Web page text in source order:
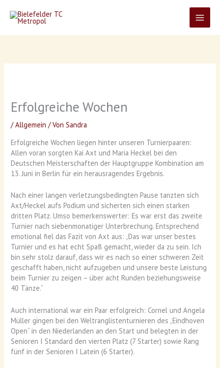
Inhalt
springen
Erfolgreiche Wochen
/Allgemein / VonSandra
Erfolgreiche Wochen liegen hinter unseren Turnierpaaren:
Allen voran sorgten Kai Axt und Maria Heckel bei den
Deutschen Meisterschaften der Hauptgruppe Kombination am
13. Juni in Berlin für ein herausragendes Ergebnis.
Nach einer langen verletzungsbedingten Pause tanzten sich
Axt/Heckel aufs Podium und sicherten sich einen starken
dritten Platz. Umso bemerkenswerter: Es war erst das zweite
Turnier nach siebenmonatiger Unterbrechung. Entsprechend
emotional fiel das Fazit von Axt aus: „Das war unser bestes
Turnier und es hat echt Spaß gemacht, wieder da zu sein. Ich
bin sehr stolz darauf, dass wir es nach so einer schweren Zeit
geschafft haben, nicht aufzugeben und unsere beste Leistung
beim Turnier zu zeigen – über acht Runden beziehungsweise
40 Tänze.“
Auch international war ein Paar erfolgreich: Cornel und Angela
Müller gingen bei den Weltranglistenturnieren des „Eindhoven
Open“ in den Niederlanden an den Start und belegten in der
Senioren I Standard den vierten Platz (7 Starter) sowie Rang
fünf in der Senioren I Latein (6 Starter).